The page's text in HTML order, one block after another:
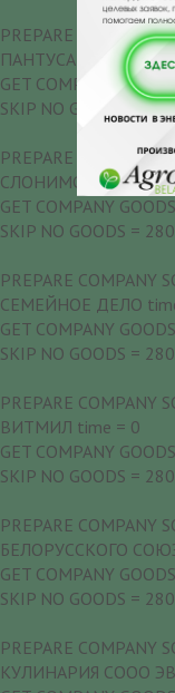
PREPARE
ПАНТУСА time = 0
GET COMPANY
SKIP NO GOODS =
PREPARE
СЛОНИМСКОГО
GET COMPANY
SKIP NO GOODS =
PREPARE
СЕМЕЙНОЕ ДЕЛО
GET COMPANY
SKIP NO GOODS =
PREPARE
ВИТМИЛ time = 0
GET COMPANY
SKIP NO GOODS =
PREPARE
БЕЛОРУССКОГО
GET COMPANY
SKIP NO GOODS =
PREPARE
КУЛИНАРИЯ СООО